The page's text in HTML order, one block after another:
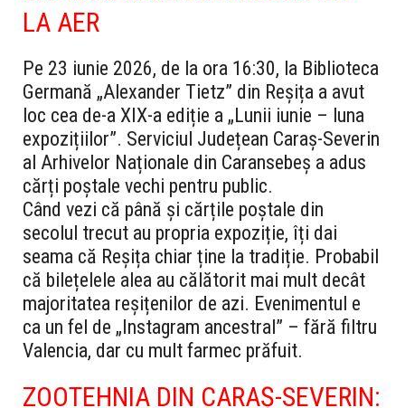
LA AER
Pe 23 iunie 2026, de la ora 16:30, la Biblioteca
Germană „Alexander Tietz” din Reșița a avut
loc cea de-a XIX-a ediție a „Lunii iunie – luna
expozițiilor”. Serviciul Județean Caraș-Severin
al Arhivelor Naționale din Caransebeș a adus
cărți poștale vechi pentru public.
Când vezi că până și cărțile poștale din
secolul trecut au propria expoziție, îți dai
seama că Reșița chiar ține la tradiție. Probabil
că bilețelele alea au călătorit mai mult decât
majoritatea reșițenilor de azi. Evenimentul e
ca un fel de „Instagram ancestral” – fără filtru
Valencia, dar cu mult farmec prăfuit.
ZOOTEHNIA DIN CARAȘ-SEVERIN: